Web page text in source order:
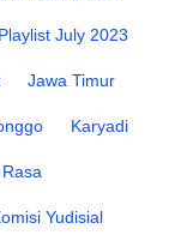
July 2023
Jawa Timur
Karyadi
Yudisial